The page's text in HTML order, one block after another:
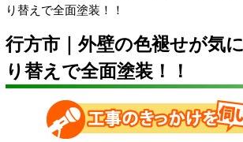
り替えで全面塗装！！
行方市｜外壁の色褪せが気
り替えで全面塗装！！